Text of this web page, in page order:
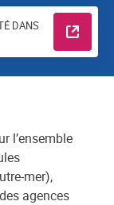
DANS
En
l’ensemble
mer),
agences